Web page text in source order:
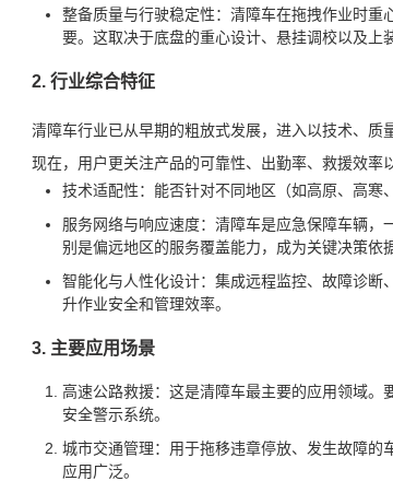
整备质量与行驶稳定性：清障车在拖拽作业时
要。这取决于底盘的重心设计、悬挂调校以及上
2. 行业综合特征
清障车行业已从早期的粗放式发展，进入以技术、
现在，用户更关注产品的可靠性、出勤率、救援效率
技术适配性：能否针对不同地区（如高原、高寒
服务网络与响应速度：清障车是应急保障车辆
别是偏远地区的服务覆盖能力，成为关键决策依据
智能化与人性化设计：集成远程监控、故障诊
升作业安全和管理效率。
3. 主要应用场景
高速公路救援：这是清障车最主要的应用领域
安全警示系统。
城市交通管理：用于拖移违章停放、发生故障
应用广泛。